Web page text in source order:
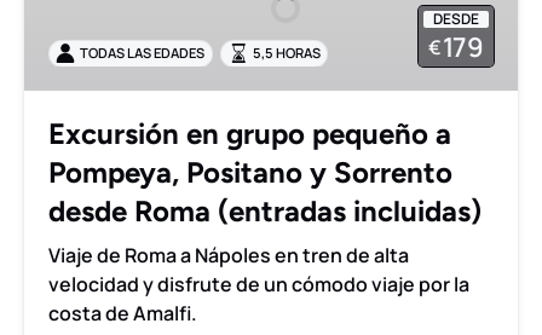
Pompeya,
Positano
Sorrento
desde
Roma
(entradas
incluidas)
DESDE
€179
TODAS LAS EDADES 5,5 HORAS
Excursión en grupo pequeño a
Pompeya, Positano y Sorrento
desde Roma (entradas incluidas)
Viaje de Roma a Nápoles en tren de alta
velocidad y disfrute de un cómodo viaje por la
costa de Amalfi.